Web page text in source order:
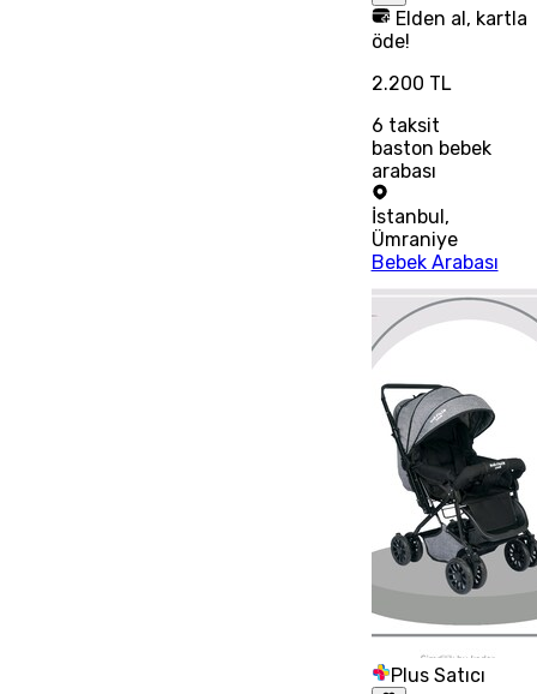
Elden al, kartla
öde!
2.200 TL
6 taksit
baston bebek
arabası
İstanbul ,
Ümraniye
Bebek Arabası
Plus Satıcı